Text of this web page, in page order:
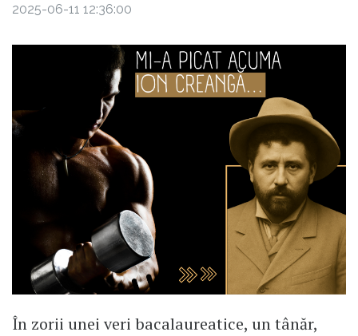
2025-06-11 12:36:00
În zorii unei veri bacalaureatice, un tânăr,